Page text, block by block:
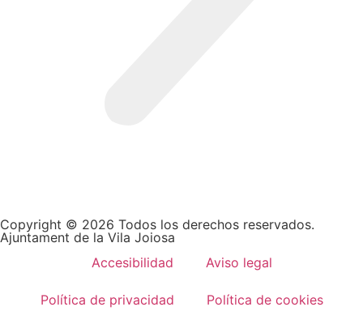
Copyright © 2026 Todos los derechos reservados.
Ajuntament de la Vila Joiosa
Accesibilidad
Aviso legal
Política de privacidad Política de cookies